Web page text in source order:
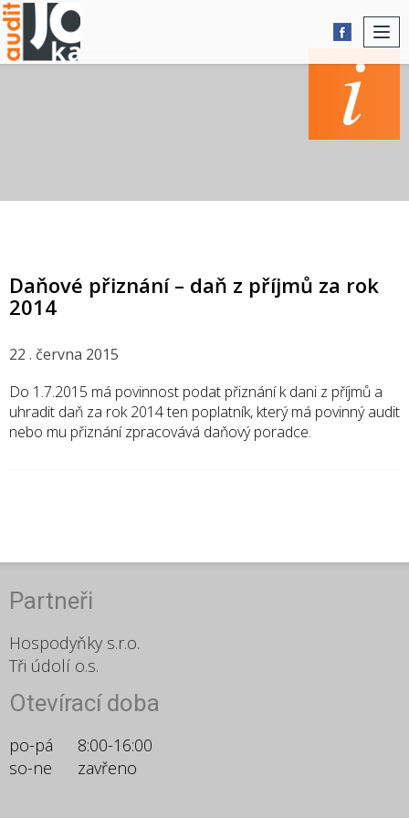
Daňové přiznání – daň z příjmů za rok
2014
22 . června 2015
Do 1.7.2015 má povinnost podat přiznání k dani z příjmů a
uhradit daň za rok 2014 ten poplatník, který má povinný audit
nebo mu přiznání zpracovává daňový poradce.
Partneři
Hospodyňky s.r.o.
Tři údolí o.s.
Otevírací doba
po-pá
8:00-16:00
so-ne
zavřeno